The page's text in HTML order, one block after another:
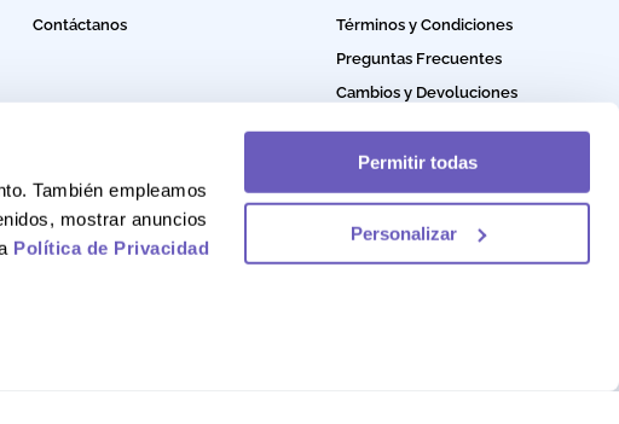
También empleamos
mostrar anuncios
Política de Privacidad
Permitir todas
Personalizar
Contáctanos
Términos y Condiciones
Preguntas Frecuentes
Cambios y Devoluciones
Política de Privacidad
Política de Garantía
Política de Cookies